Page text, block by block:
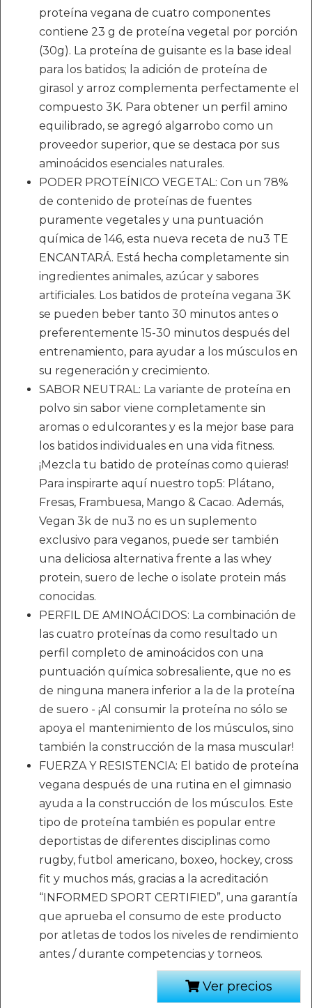
proteína vegana de cuatro componentes
contiene 23 g de proteína vegetal por porción
(30g). La proteína de guisante es la base ideal
para los batidos; la adición de proteína de
girasol y arroz complementa perfectamente el
compuesto 3K. Para obtener un perfil amino
equilibrado, se agregó algarrobo como un
proveedor superior, que se destaca por sus
aminoácidos esenciales naturales.
PODER PROTEÍNICO VEGETAL: Con un 78%
de contenido de proteínas de fuentes
puramente vegetales y una puntuación
química de 146, esta nueva receta de nu3 TE
ENCANTARÁ. Está hecha completamente sin
ingredientes animales, azúcar y sabores
artificiales. Los batidos de proteína vegana 3K
se pueden beber tanto 30 minutos antes o
preferentemente 15-30 minutos después del
entrenamiento, para ayudar a los músculos en
su regeneración y crecimiento.
SABOR NEUTRAL: La variante de proteína en
polvo sin sabor viene completamente sin
aromas o edulcorantes y es la mejor base para
los batidos individuales en una vida fitness.
¡Mezcla tu batido de proteínas como quieras!
Para inspirarte aquí nuestro top5: Plátano,
Fresas, Frambuesa, Mango & Cacao. Además,
Vegan 3k de nu3 no es un suplemento
exclusivo para veganos, puede ser también
una deliciosa alternativa frente a las whey
protein, suero de leche o isolate protein más
conocidas.
PERFIL DE AMINOÁCIDOS: La combinación de
las cuatro proteínas da como resultado un
perfil completo de aminoácidos con una
puntuación química sobresaliente, que no es
de ninguna manera inferior a la de la proteína
de suero - ¡Al consumir la proteína no sólo se
apoya el mantenimiento de los músculos, sino
también la construcción de la masa muscular!
FUERZA Y RESISTENCIA: El batido de proteína
vegana después de una rutina en el gimnasio
ayuda a la construcción de los músculos. Este
tipo de proteína también es popular entre
deportistas de diferentes disciplinas como
rugby, futbol americano, boxeo, hockey, cross
fit y muchos más, gracias a la acreditación
“INFORMED SPORT CERTIFIED”, una garantía
que aprueba el consumo de este producto
por atletas de todos los niveles de rendimiento
antes / durante competencias y torneos.
Ver precios